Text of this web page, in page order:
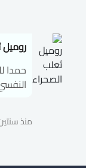
روميل
حمدا
منذ